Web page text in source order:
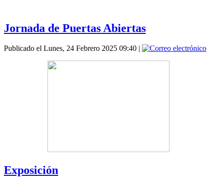
Jornada de Puertas Abiertas
Publicado el Lunes, 24 Febrero 2025 09:40 |
Exposición